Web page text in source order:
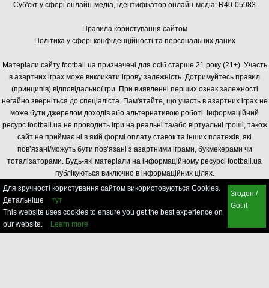
Суб'єкт у сфері онлайн-медіа, ідентифікатор онлайн-медіа: R40-05983
Правила користування сайтом
Політика у сфері конфіденційності та персональних даних
Матеріали сайту football.ua призначені для осіб старше 21 року (21+). Участь
в азартних іграх може викликати ігрову залежність. Дотримуйтесь правил
(принципів) відповідальної гри. При виявленні перших ознак залежності
негайно зверніться до спеціаліста. Пам'ятайте, що участь в азартних іграх не
може бути джерелом доходів або альтернативою роботі. Інформаційний
ресурс football.ua не проводить ігри на реальні та/або віртуальні гроші, також
сайт не приймає ні в якій формі оплату ставок та інших платежів, які
пов’язані/можуть бути пов’язані з азартними іграми, букмекерами чи
тоталізаторами. Будь-які матеріали на інформаційному ресурсі football.ua
публікуються виключно в інформаційних цілях.
Для зручності користування сайтом використовуються Cookies.
Детальніше
тут
This website uses cookies to ensure you get the best experience on
our website.
Learn more
Згоден /
Got it